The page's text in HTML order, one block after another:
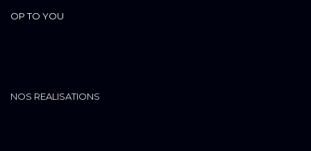
OP TO YOU
NOS REALISATIONS